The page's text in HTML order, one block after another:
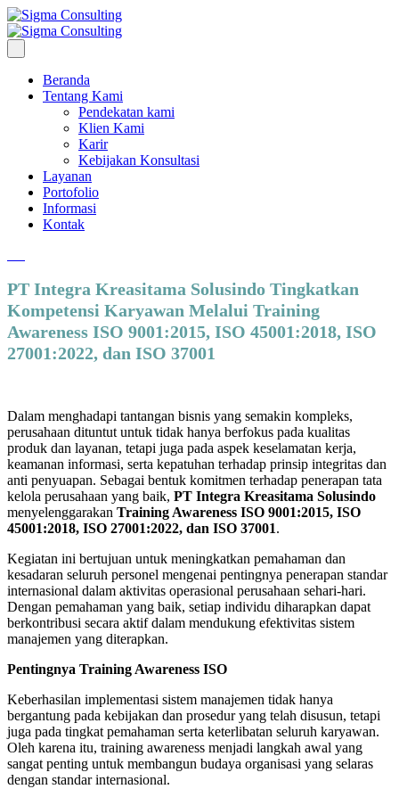
Beranda
Tentang Kami
Pendekatan kami
Klien Kami
Karir
Kebijakan Konsultasi
Layanan
Portofolio
Informasi
Kontak
PT Integra Kreasitama Solusindo Tingkatkan
Kompetensi Karyawan Melalui Training
Awareness ISO 9001:2015, ISO 45001:2018, ISO
27001:2022, dan ISO 37001
Dalam menghadapi tantangan bisnis yang semakin kompleks,
perusahaan dituntut untuk tidak hanya berfokus pada kualitas
produk dan layanan, tetapi juga pada aspek keselamatan kerja,
keamanan informasi, serta kepatuhan terhadap prinsip integritas dan
anti penyuapan. Sebagai bentuk komitmen terhadap penerapan tata
kelola perusahaan yang baik, PT Integra Kreasitama Solusindo
menyelenggarakan Training Awareness ISO 9001:2015, ISO
45001:2018, ISO 27001:2022, dan ISO 37001.
Kegiatan ini bertujuan untuk meningkatkan pemahaman dan
kesadaran seluruh personel mengenai pentingnya penerapan standar
internasional dalam aktivitas operasional perusahaan sehari-hari.
Dengan pemahaman yang baik, setiap individu diharapkan dapat
berkontribusi secara aktif dalam mendukung efektivitas sistem
manajemen yang diterapkan.
Pentingnya Training Awareness ISO
Keberhasilan implementasi sistem manajemen tidak hanya
bergantung pada kebijakan dan prosedur yang telah disusun, tetapi
juga pada tingkat pemahaman serta keterlibatan seluruh karyawan.
Oleh karena itu, training awareness menjadi langkah awal yang
sangat penting untuk membangun budaya organisasi yang selaras
dengan standar internasional.